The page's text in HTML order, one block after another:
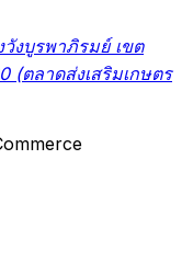
งบูรพาภิรมย์ เขต
(ตลาดส่งเสริมเกษตร